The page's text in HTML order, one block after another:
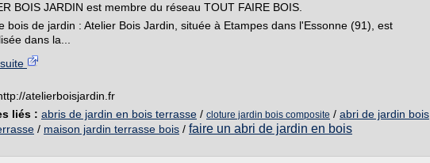
BOIS JARDIN est membre du réseau TOUT FAIRE BOIS.
bois de jardin : Atelier Bois Jardin, située à Etampes dans l'Essonne (91), est
dans la...
atelierboisjardin.fr
liés : abris de jardin en bois terrasse / cloture jardin bois composite / abri de jardin bois
/ maison jardin terrasse bois / faire un abri de jardin en bois